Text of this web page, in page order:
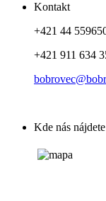
Kontakt
+421 44
+421 911 634
Kde nás